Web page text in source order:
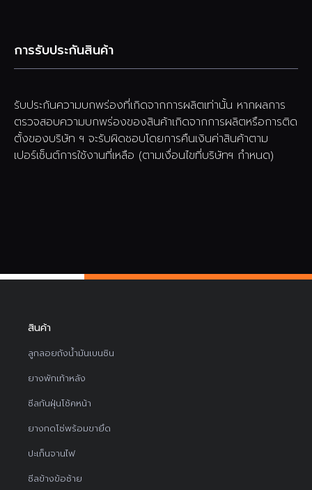
การรับประกันสินค้า
รับประกันความบกพร่องที่เกิดจากการผลิตเท่านั้น หากผลการ
ตรวจสอบความบกพร่องของสินค้าเกิดจากการผลิตหรือการติด
ตั้งของบริษัท ฯ จะรับผิดชอบโดยการคืนเงินค่าสินค้าตาม
เปอร์เซ็นต์การใช้งานที่เหลือ (ตามเงื่อนไขที่บริษัทฯ กำหนด)
สินค้า
ลูกลอยถังน้ำมันเบนซิน
ยางพักเท้าหลัง
ซีลกันฝุ่นโช้คหน้า
ยางกดโซ่พร้อมขายึด
ปะเก็นจานไฟ
ซีลข้างข้อซ้าย